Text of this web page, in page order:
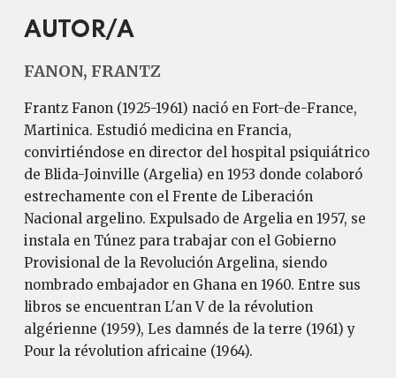
AUTOR/A
FANON, FRANTZ
Frantz Fanon (1925-1961) nació en Fort-de-France,
Martinica. Estudió medicina en Francia,
convirtiéndose en director del hospital psiquiátrico
de Blida-Joinville (Argelia) en 1953 donde colaboró
estrechamente con el Frente de Liberación
Nacional argelino. Expulsado de Argelia en 1957, se
instala en Túnez para trabajar con el Gobierno
Provisional de la Revolución Argelina, siendo
nombrado embajador en Ghana en 1960. Entre sus
libros se encuentran L'an V de la révolution
algérienne (1959), Les damnés de la terre (1961) y
Pour la révolution africaine (1964).